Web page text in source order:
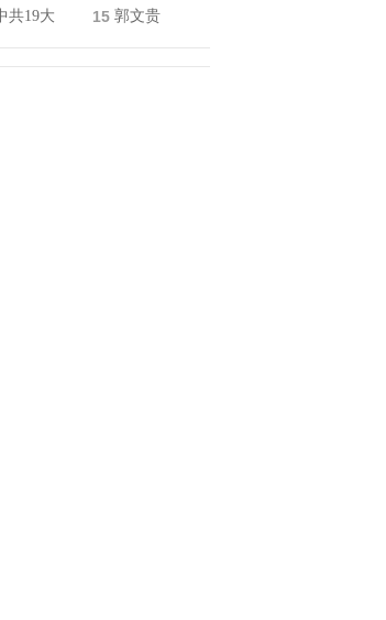
共19大 15 郭文贵